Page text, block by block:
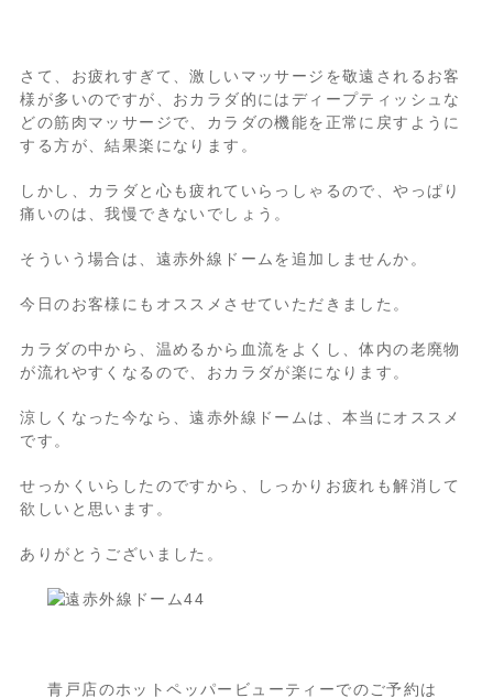
さて、お疲れすぎて、激しいマッサージを敬遠されるお客
様が多いのですが、おカラダ的にはディープティッシュな
どの筋肉マッサージで、カラダの機能を正常に戻すように
する方が、結果楽になります。
しかし、カラダと心も疲れていらっしゃるので、やっぱり
痛いのは、我慢できないでしょう。
そういう場合は、遠赤外線ドームを追加しませんか。
今日のお客様にもオススメさせていただきました。
カラダの中から、温めるから血流をよくし、体内の老廃物
が流れやすくなるので、おカラダが楽になります。
涼しくなった今なら、遠赤外線ドームは、本当にオススメ
です。
せっかくいらしたのですから、しっかりお疲れも解消して
欲しいと思います。
ありがとうございました。
青戸店のホットペッパービューティーでのご予約は